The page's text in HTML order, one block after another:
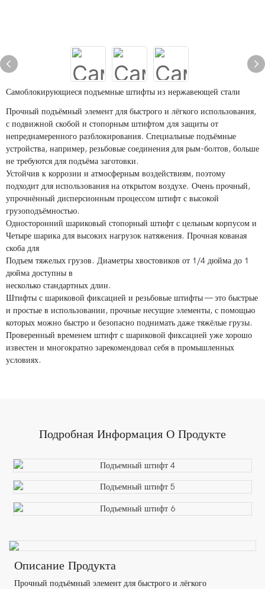
Самоблокирующиеся подъемные штифты из нержавеющей стали
Прочный подъёмный элемент для быстрого и лёгкого использования,
с подвижной скобой и стопорным штифтом для защиты от
непреднамеренного разблокирования. Специальные подъёмные
устройства, например, резьбовые соединения для рым-болтов, больше
не требуются для подъёма заготовки.
Устойчив к коррозии и атмосферным воздействиям, поэтому
подходит для использования на открытом воздухе. Очень прочный,
упрочнённый дисперсионным процессом штифт с высокой
грузоподъёмностью.
Односторонний шариковый стопорный штифт с цельным корпусом и
Четыре шарика для высоких нагрузок натяжения. Прочная кованая
скоба для
Подъем тяжелых грузов. Диаметры хвостовиков от 1/4 дюйма до 1
дюйма доступны в
несколько стандартных длин.
Штифты с шариковой фиксацией и резьбовые штифты — это быстрые
и простые в использовании, прочные несущие элементы, с помощью
которых можно быстро и безопасно поднимать даже тяжёлые грузы.
Проверенный временем штифт с шариковой фиксацией уже хорошо
известен и многократно зарекомендовал себя в промышленных
условиях.
Подробная Информация О Продукте
Описание Продукта
Прочный подъёмный элемент для быстрого и лёгкого